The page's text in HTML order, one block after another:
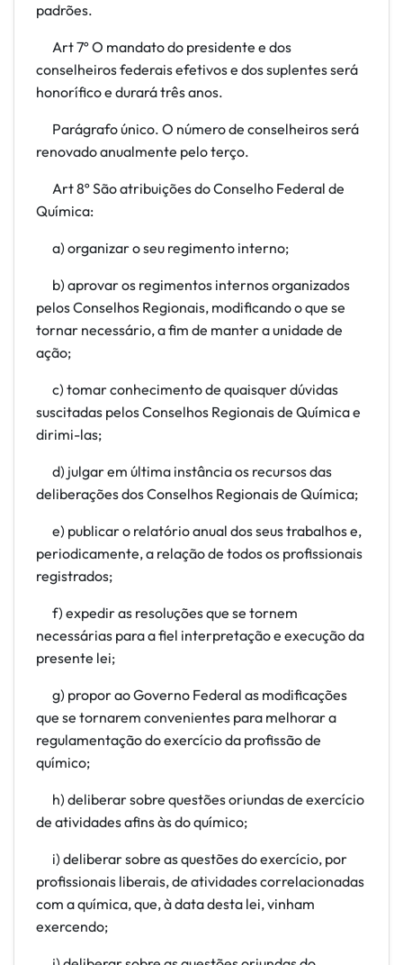
padrões.
Art 7º O mandato do presidente e dos
conselheiros federais efetivos e dos suplentes será
honorífico e durará três anos.
Parágrafo único. O número de conselheiros será
renovado anualmente pelo terço.
Art 8º São atribuições do Conselho Federal de
Química:
a) organizar o seu regimento interno;
b) aprovar os regimentos internos organizados
pelos Conselhos Regionais, modificando o que se
tornar necessário, a fim de manter a unidade de
ação;
c) tomar conhecimento de quaisquer dúvidas
suscitadas pelos Conselhos Regionais de Química e
dirimi-las;
d) julgar em última instância os recursos das
deliberações dos Conselhos Regionais de Química;
e) publicar o relatório anual dos seus trabalhos e,
periodicamente, a relação de todos os profissionais
registrados;
f) expedir as resoluções que se tornem
necessárias para a fiel interpretação e execução da
presente lei;
g) propor ao Governo Federal as modificações
que se tornarem convenientes para melhorar a
regulamentação do exercício da profissão de
químico;
h) deliberar sobre questões oriundas de exercício
de atividades afins às do químico;
i) deliberar sobre as questões do exercício, por
profissionais liberais, de atividades correlacionadas
com a química, que, à data desta lei, vinham
exercendo;